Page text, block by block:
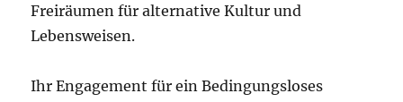
Freiräumen für alternative Kultur und
Lebensweisen.
Ihr Engagement für ein Bedingungsloses